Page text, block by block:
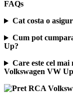
FAQs
Cat costa o
Cum pot
Up?
Care este cel
Volkswagen VW